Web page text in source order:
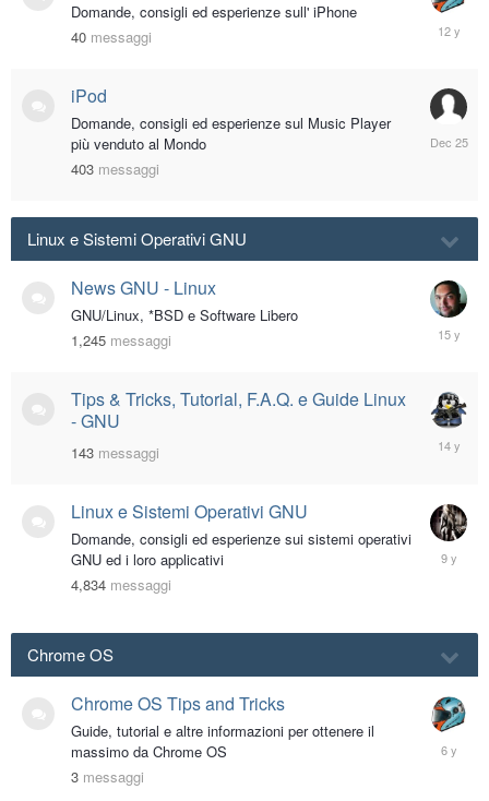
Domande, consigli ed esperienze sull' iPhone
40 messaggi
23,
iPod
Domande, consigli ed esperienze sul Music Player
più venduto al Mondo
403 messaggi
25,
Linux e Sistemi Operativi GNU
News GNU - Linux
GNU/Linux, *BSD e Software Libero
1,245 messaggi
October
12,
Tips & Tricks, Tutorial, F.A.Q. e Guide Linux
- GNU
143 messaggi
April
3,
Linux e Sistemi Operativi GNU
Domande, consigli ed esperienze sui sistemi operativi
GNU ed i loro applicativi
4,834 messaggi
15,
Chrome OS
Chrome OS Tips and Tricks
Guide, tutorial e altre informazioni per ottenere il
massimo da Chrome OS
3 messaggi
August
25,